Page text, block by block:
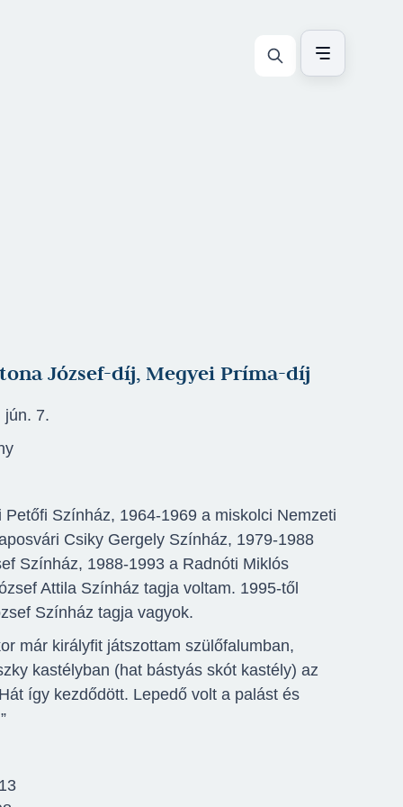
József-díj, Megyei Príma-díj
jún. 7.
Petőfi Színház, 1964-1969 a miskolci Nemzeti
Csiky Gergely Színház, 1979-1988
Színház, 1988-1993 a Radnóti Miklós
Attila Színház tagja voltam. 1995-től
Színház tagja vagyok.
már királyfit játszottam szülőfalumban,
kastélyban (hat bástyás skót kastély) az
így kezdődött. Lepedő volt a palást és